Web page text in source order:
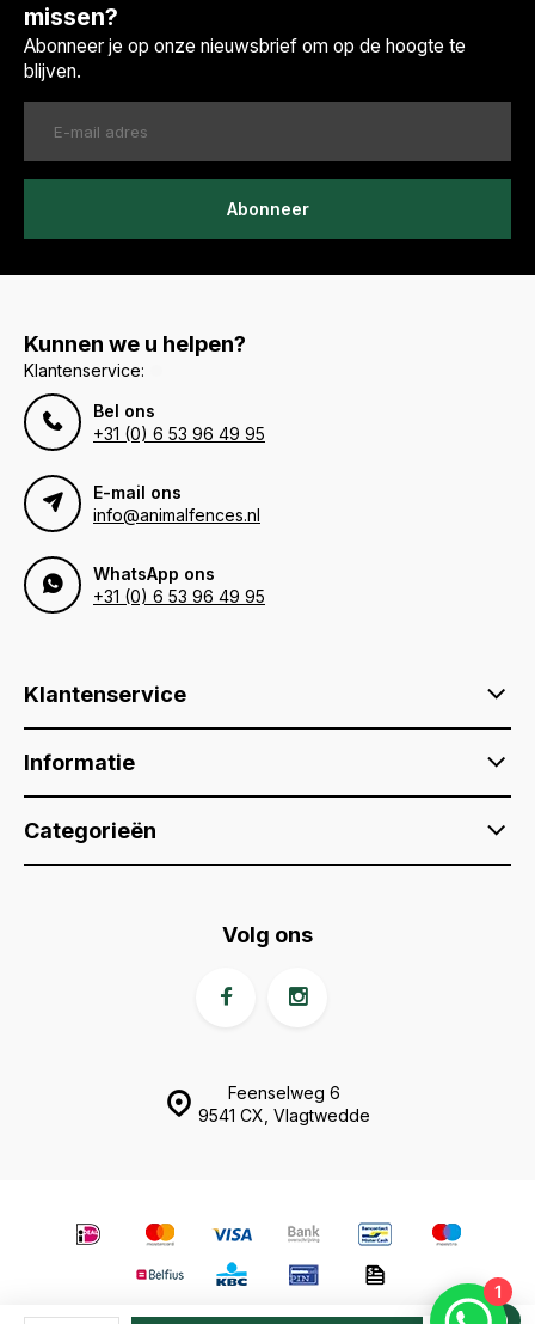
missen?
Abonneer je op onze nieuwsbrief om op de hoogte te
blijven.
Abonneer
Kunnen we u helpen?
Klantenservice:
Bel ons
+31 (0) 6 53 96 49 95
E-mail ons
info@animalfences.nl
WhatsApp ons
+31 (0) 6 53 96 49 95
Klantenservice
Informatie
Categorieën
Feenselweg 6
9541 CX, Vlagtwedde
Volg ons
0
1